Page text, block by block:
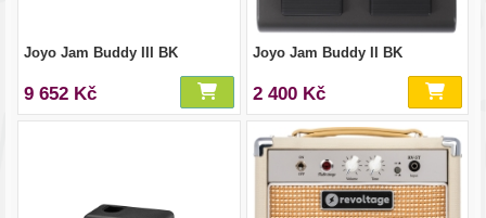
Joyo Jam Buddy III BK
9 652 Kč
Joyo Jam Buddy II BK
2 400 Kč